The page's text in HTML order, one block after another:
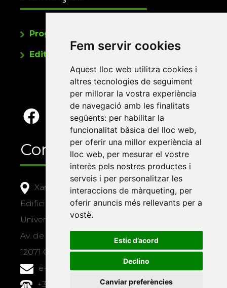
Fem servir cookies
Aquest lloc web utilitza cookies i
altres tecnologies de seguiment
per millorar la vostra experiència
de navegació amb les finalitats
següents: per habilitar la
funcionalitat bàsica del lloc web,
per oferir una millor experiència al
lloc web, per mesurar el vostre
interès pels nostres productes i
serveis i per personalitzar les
interaccions de màrqueting, per
oferir anuncis més rellevants per a
vostè.
Estic d’acord
Declino
Canviar preferències
Programa de publicacions
Editorials universitàries a Twitter
Contacte
Xarxa Vives d'Universitats
Edifici Àgora
Universitat Jaume I, local 10
Av. de Vicent Sos Baynat, s/n
12071 Castelló de la Plana
e-buc@vives.org
+34 964 72 89 93